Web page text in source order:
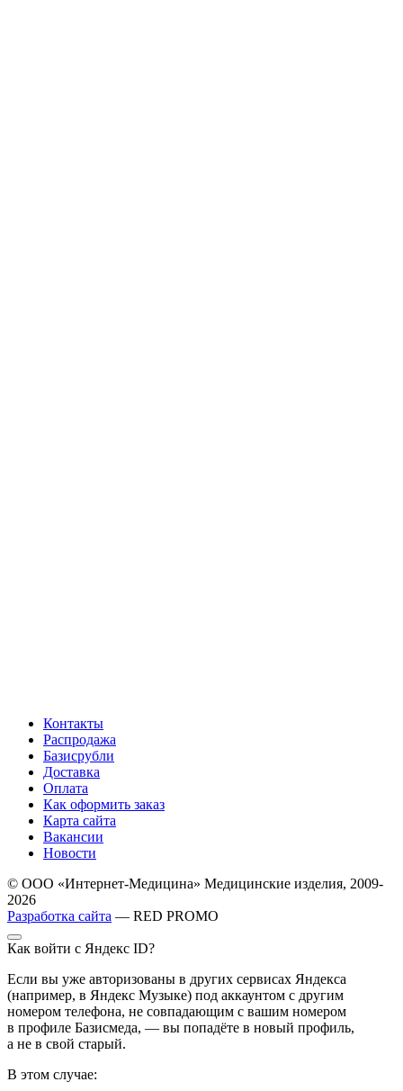
Контакты
Распродажа
Базисрубли
Доставка
Оплата
Как оформить заказ
Карта сайта
Вакансии
Новости
© ООО «Интернет-Медицина» Медицинские изделия, 2009-
2026
Разработка сайта — RED PROMO
Как войти с Яндекс ID?
Если вы уже авторизованы в других сервисах Яндекса
(например, в Яндекс Музыке) под аккаунтом с другим
номером телефона, не совпадающим с вашим номером
в профиле Базисмеда, — вы попадёте в новый профиль,
а не в свой старый.
В этом случае: